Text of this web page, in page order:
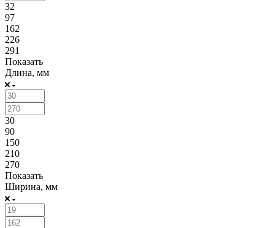
32
97
162
226
291
Показать
Длина, мм
30
90
150
210
270
Показать
Ширина, мм